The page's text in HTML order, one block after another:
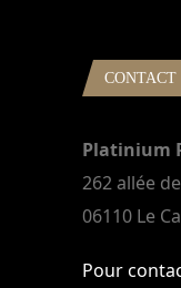
CONTACT
Platinium
262 allée
06110 Le
Pour